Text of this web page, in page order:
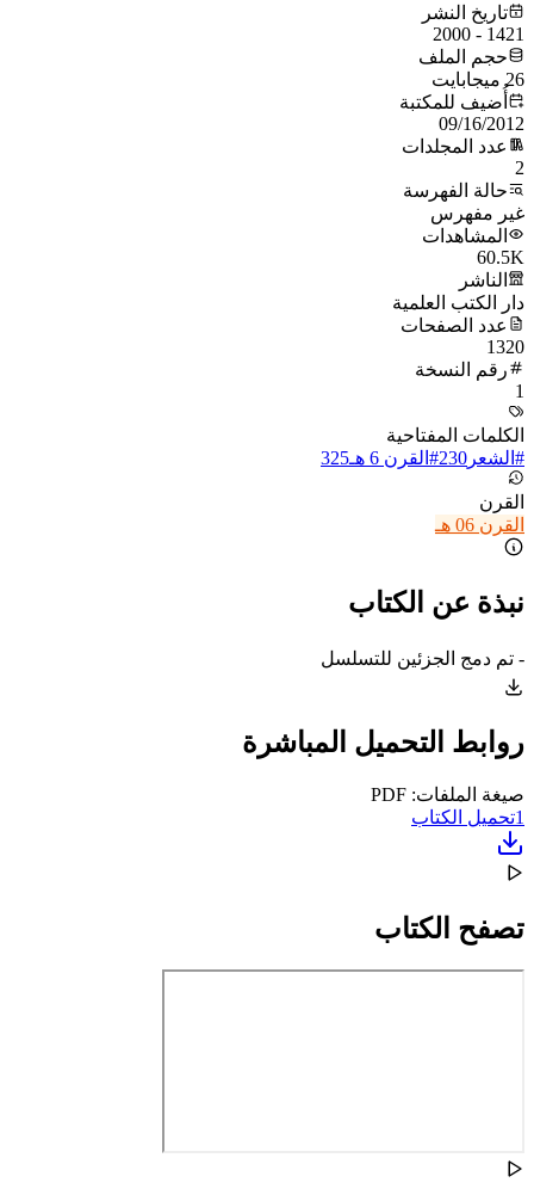
تاريخ النشر
1421 - 2000
حجم الملف
26 ميجابايت
أُضيف للمكتبة
09/16/2012
عدد المجلدات
2
حالة الفهرسة
غير مفهرس
المشاهدات
60.5K
الناشر
دار الكتب العلمية
عدد الصفحات
1320
رقم النسخة
1
الكلمات المفتاحية
# الشعر 230
# القرن 6 هـ 325
القرن
القرن 06 هـ
نبذة عن الكتاب
- تم دمج الجزئين للتسلسل
روابط التحميل المباشرة
صيغة الملفات: PDF
1تحميل الكتاب
تصفح الكتاب